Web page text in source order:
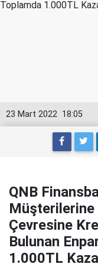
18:05
23 Mart 2022
QNB
Müşterilerine
Çevresine
Bulunan
1.000TL